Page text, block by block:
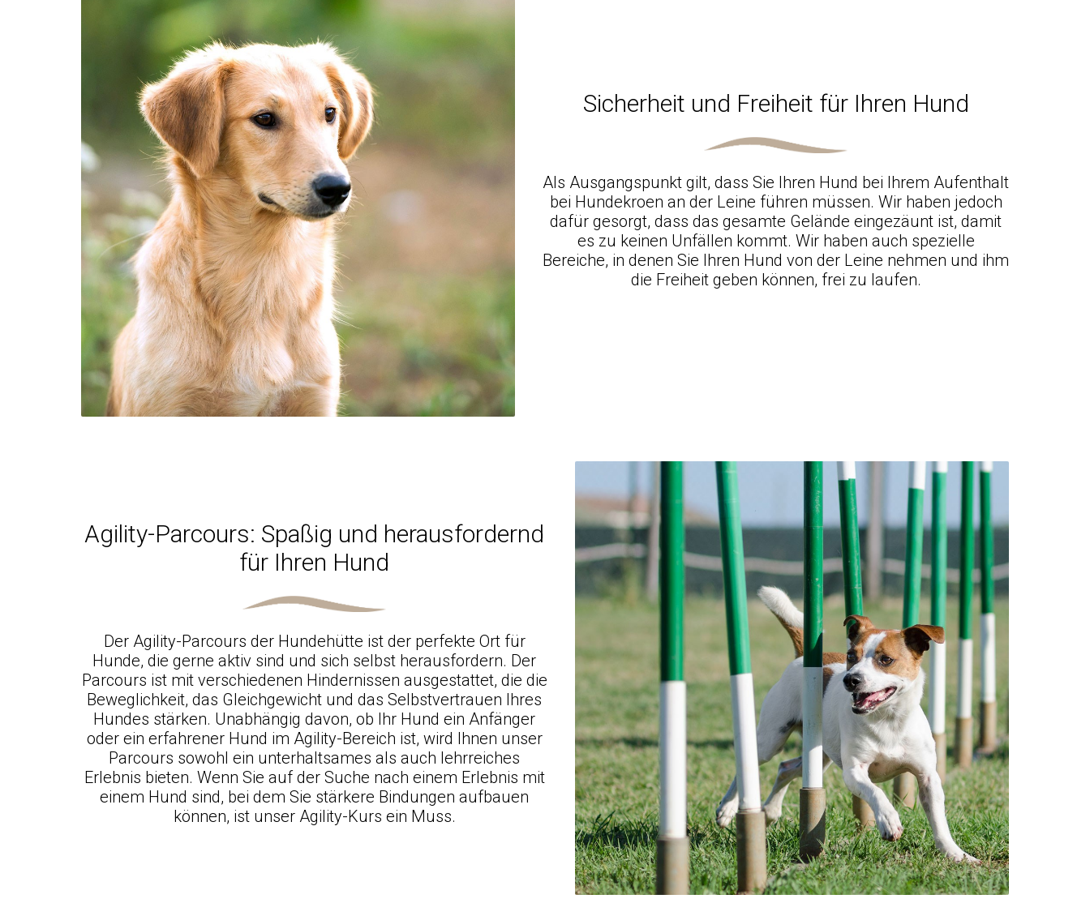
Sicherheit und Freiheit für Ihren Hund
Als Ausgangspunkt gilt, dass Sie Ihren Hund bei Ihrem Aufenthalt
bei Hundekroen an der Leine führen müssen. Wir haben jedoch
dafür gesorgt, dass das gesamte Gelände eingezäunt ist, damit
es zu keinen Unfällen kommt. Wir haben auch spezielle
Bereiche, in denen Sie Ihren Hund von der Leine nehmen und ihm
die Freiheit geben können, frei zu laufen.
Agility-Parcours: Spaßig und herausfordernd
für Ihren Hund
Der Agility-Parcours der Hundehütte ist der perfekte Ort für
Hunde, die gerne aktiv sind und sich selbst herausfordern. Der
Parcours ist mit verschiedenen Hindernissen ausgestattet, die die
Beweglichkeit, das Gleichgewicht und das Selbstvertrauen Ihres
Hundes stärken. Unabhängig davon, ob Ihr Hund ein Anfänger
oder ein erfahrener Hund im Agility-Bereich ist, wird Ihnen unser
Parcours sowohl ein unterhaltsames als auch lehrreiches
Erlebnis bieten. Wenn Sie auf der Suche nach einem Erlebnis mit
einem Hund sind, bei dem Sie stärkere Bindungen aufbauen
können, ist unser Agility-Kurs ein Muss.